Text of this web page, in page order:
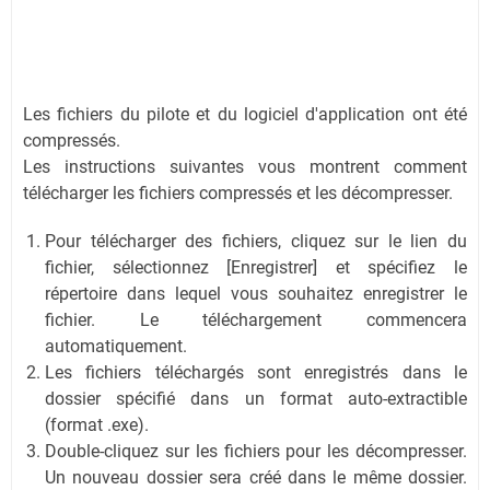
Les fichiers du pilote et du logiciel d'application ont été
compressés.
Les instructions suivantes vous montrent comment
télécharger les fichiers compressés et les décompresser.
Pour télécharger des fichiers, cliquez sur le lien du
fichier, sélectionnez [Enregistrer] et spécifiez le
répertoire dans lequel vous souhaitez enregistrer le
fichier. Le téléchargement commencera
automatiquement.
Les fichiers téléchargés sont enregistrés dans le
dossier spécifié dans un format auto-extractible
(format .exe).
Double-cliquez sur les fichiers pour les décompresser.
Un nouveau dossier sera créé dans le même dossier.